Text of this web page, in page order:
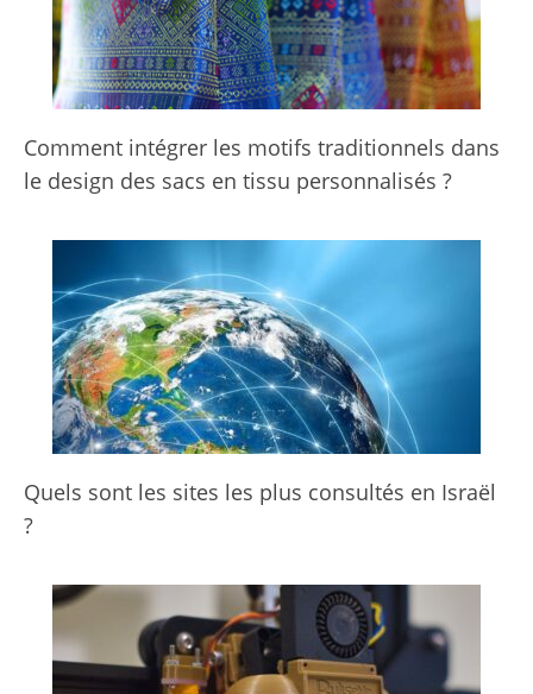
Comment intégrer les motifs traditionnels dans
le design des sacs en tissu personnalisés ?
Quels sont les sites les plus consultés en Israël
?